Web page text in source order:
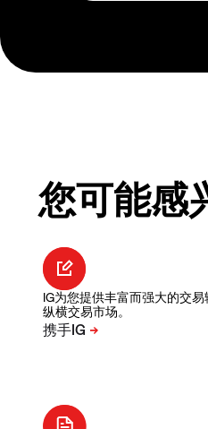
您可能
IG为您提供丰富而强大的交
纵横交易市场。